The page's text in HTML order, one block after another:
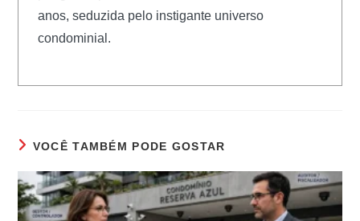
anos, seduzida pelo instigante universo
condominial.
VOCÊ TAMBÉM PODE GOSTAR